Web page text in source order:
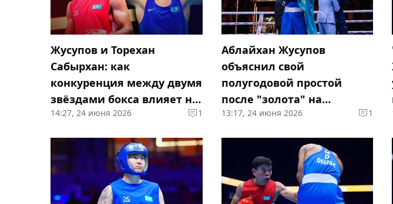
Жусупов и Торехан
Сабырхан: как
конкуренция между двумя
звёздами бокса влияет на
Аблайхана
14:27, 24 июня 2026 1
Аблайхан Жусупов
объяснил свой
полугодовой простой
после "золота" на
чемпионате мира-2025
13:17, 24 июня 2026 1